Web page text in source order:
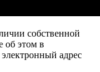
собственной
об этом в
адрес